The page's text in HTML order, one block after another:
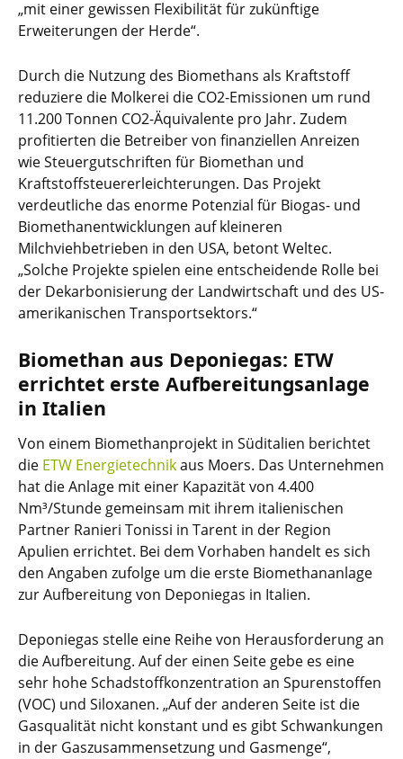
„mit einer gewissen Flexibilität für zukünftige
Erweiterungen der Herde“.
Durch die Nutzung des Biomethans als Kraftstoff
reduziere die Molkerei die CO2-Emissionen um rund
11.200 Tonnen CO2-Äquivalente pro Jahr. Zudem
profitierten die Betreiber von finanziellen Anreizen
wie Steuergutschriften für Biomethan und
Kraftstoffsteuererleichterungen. Das Projekt
verdeutliche das enorme Potenzial für Biogas- und
Biomethanentwicklungen auf kleineren
Milchviehbetrieben in den USA, betont Weltec.
„Solche Projekte spielen eine entscheidende Rolle bei
der Dekarbonisierung der Landwirtschaft und des US-
amerikanischen Transportsektors.“
Biomethan aus Deponiegas: ETW
errichtet erste Aufbereitungsanlage
in Italien
Von einem Biomethanprojekt in Süditalien berichtet
die ETW Energietechnikaus Moers. Das Unternehmen
hat die Anlage mit einer Kapazität von 4.400
Nm³/Stunde gemeinsam mit ihrem italienischen
Partner Ranieri Tonissi in Tarent in der Region
Apulien errichtet. Bei dem Vorhaben handelt es sich
den Angaben zufolge um die erste Biomethananlage
zur Aufbereitung von Deponiegas in Italien.
Deponiegas stelle eine Reihe von Herausforderung an
die Aufbereitung. Auf der einen Seite gebe es eine
sehr hohe Schadstoffkonzentration an Spurenstoffen
(VOC) und Siloxanen. „Auf der anderen Seite ist die
Gasqualität nicht konstant und es gibt Schwankungen
in der Gaszusammensetzung und Gasmenge“,